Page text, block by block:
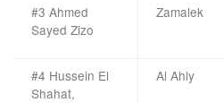
#3 Ahmed
Sayed Zizo
Zamalek
#4 Hussein El
Shahat,
Al Ahly